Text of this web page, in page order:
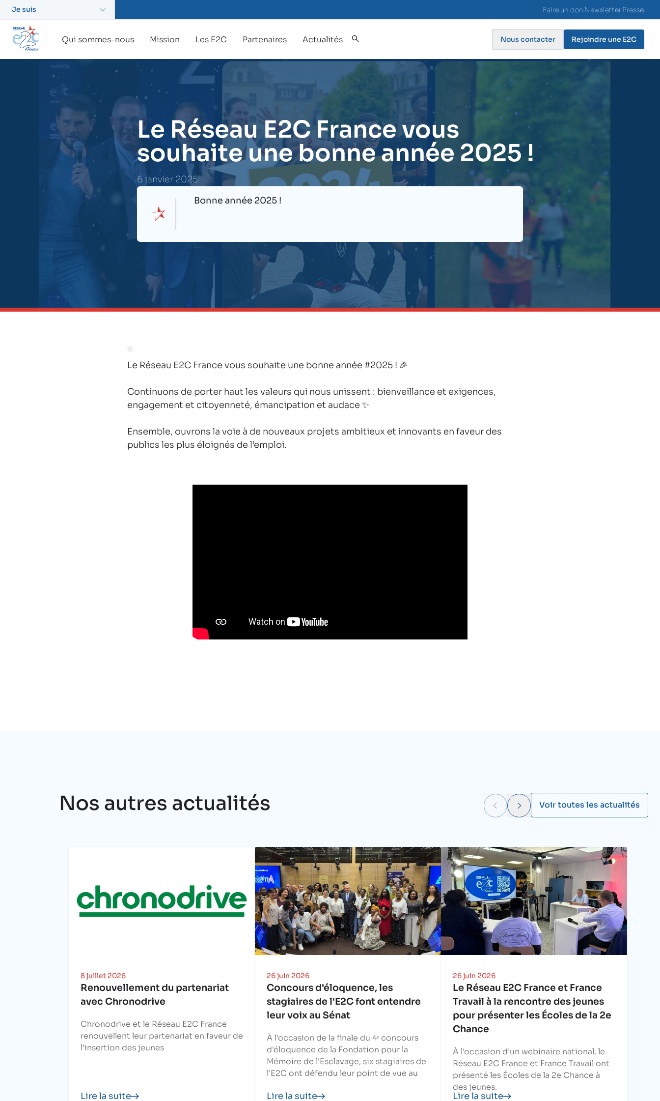
Je suis Faire un don NewsletterPresse
Qui sommes-nous Mission Les E2C Partenaires Actualités Nous contacter Rejoindre une E2C
Le Réseau E2C France vous
souhaite une bonne année 2025 !
6 janvier 2025
Bonne année 2025 !
Le Réseau E2C France vous souhaite une bonne année #2025 ! 🎉
Continuons de porter haut les valeurs qui nous unissent : bienveillance et exigences,
engagement et citoyenneté, émancipation et audace ✨
Ensemble, ouvrons la voie à de nouveaux projets ambitieux et innovants en faveur des
publics les plus éloignés de l’emploi.
Nos autres actualités Voir toutes les actualités
8 juillet 2026
Renouvellement du partenariat
avec Chronodrive
Chronodrive et le Réseau E2C France
renouvellent leur partenariat en faveur de
l’insertion des jeunes
Lire la suite
26 juin 2026
Concours d'éloquence, les
stagiaires de l'E2C font entendre
leur voix au Sénat
À l'occasion de la finale du 4ᵉ concours
d'éloquence de la Fondation pour la
Mémoire de l'Esclavage, six stagiaires de
l'E2C ont défendu leur point de vue au
Lire la suite
26 juin 2026
Le Réseau E2C France et France
Travail à la rencontre des jeunes
pour présenter les Écoles de la 2e
Chance
À l'occasion d'un webinaire national, le
Réseau E2C France et France Travail ont
présenté les Écoles de la 2e Chance à
des jeunes.
Lire la suite